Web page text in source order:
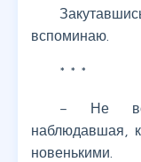
вспоминаю.
* * *
– Не
наблюдавшая,
новенькими.